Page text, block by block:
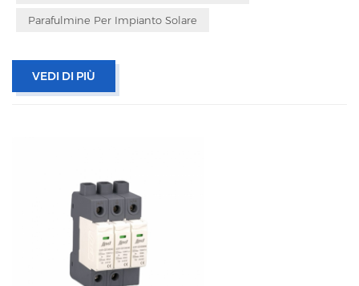
Parafulmine Per Impianto Solare
VEDI DI PIÙ